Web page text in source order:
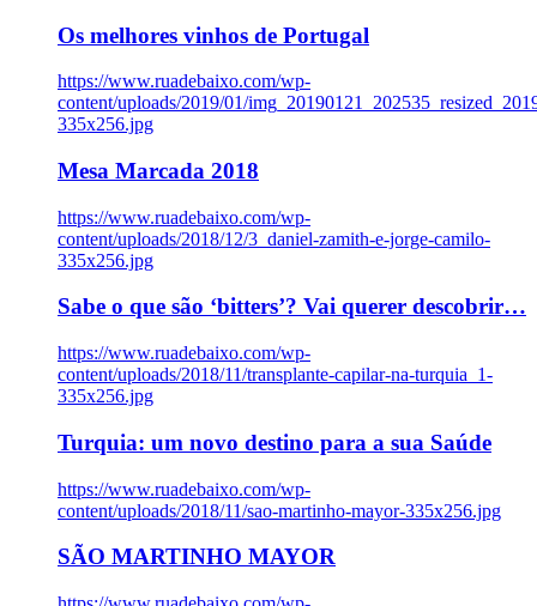
Os melhores vinhos de Portugal
https://www.ruadebaixo.com/wp-
content/uploads/2019/01/
335x256.jpg
Mesa Marcada 2018
https://www.ruadebaixo.com/wp-
content/uploads/2018/12/3_daniel-zamith-e-jorge-camilo-
335x256.jpg
Sabe o que são ‘bitters’? Vai querer descobrir…
https://www.ruadebaixo.com/wp-
content/uploads/2018/11/transplante-capilar-na-turquia_1-
335x256.jpg
Turquia: um novo destino para a sua Saúde
https://www.ruadebaixo.com/wp-
content/uploads/2018/11/sao-martinho-mayor-335x256.jpg
SÃO MARTINHO MAYOR